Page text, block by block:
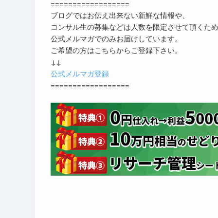
==================
ブログではお伝え出来ない新鮮な情報や、
コンサル生の募集などは人数を限定させて頂くため
公式メルマガでのみお届けしています。
ご希望の方はこちらからご登録下さい。
↓↓
公式メルマガ登録
==================